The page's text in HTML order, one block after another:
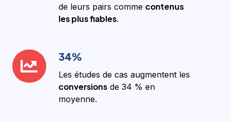
de leurs pairs comme contenus
les plus fiables.
34%
Les études de cas augmentent les
conversionsde 34 % en
moyenne.
34%